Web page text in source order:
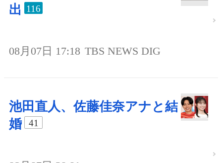
出
116
08月07日 17:18 TBS NEWS DIG
池田直人、佐藤佳奈アナと結
婚
41